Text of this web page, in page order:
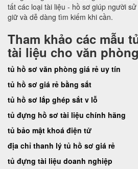
tất các loại tài liệu - hồ sơ giúp người
giữ và dễ dàng tìm kiếm khi cần.
Tham khảo các mẫu
tài liệu cho văn
tủ hồ sơ văn phòng giá rẻ uy tín
tủ hồ sơ giá rẻ bằng sắt
tủ hồ sơ lắp ghép sắt v lỗ
tủ đựng hồ sơ tài liệu chính hãng
tủ bảo mật khoá điện tử
địa chỉ thanh lý tủ hồ sơ giá rẻ
tủ đựng tài liệu doanh nghiệp